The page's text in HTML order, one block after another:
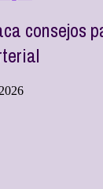
consejos